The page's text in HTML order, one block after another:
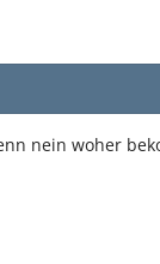
nein woher